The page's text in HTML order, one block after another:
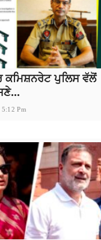
ਕਮਿਸ਼ਨਰੇਟ ਪੁਲਿਸ ਵੱਲੋਂ
Pm